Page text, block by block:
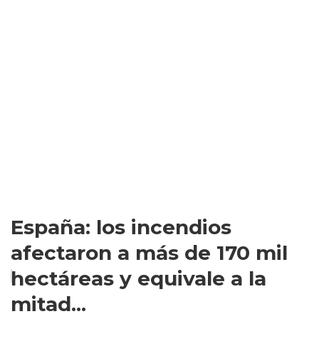
España: los incendios
afectaron a más de 170 mil
hectáreas y equivale a la
mitad...